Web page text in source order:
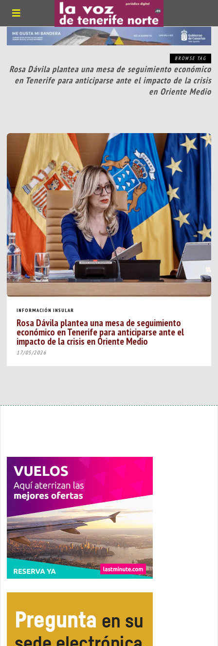
BROWSE TAG
Rosa Dávila plantea una mesa de seguimiento económico
en Tenerife para anticiparse ante el impacto de la crisis
en Oriente Medio
INFORMACIÓN INSULAR
Rosa Dávila plantea una mesa de seguimiento
económico en Tenerife para anticiparse ante el
impacto de la crisis en Oriente Medio
17/05/2026